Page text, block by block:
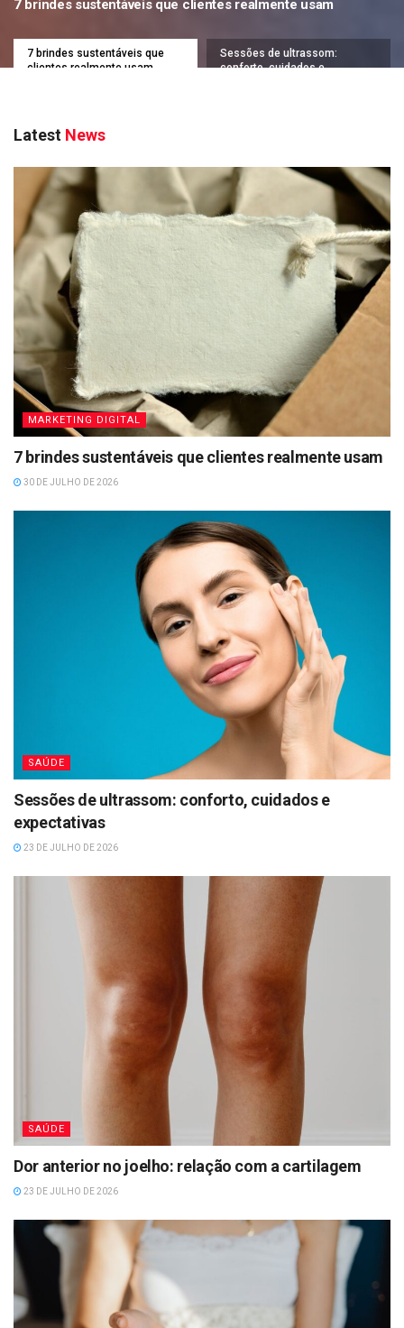
7 brindes sustentáveis que clientes realmente usam
7 brindes sustentáveis que
clientes realmente usam
Sessões de ultrassom:
conforto, cuidados e
Latest News
MARKETING DIGITAL
7 brindes sustentáveis que clientes realmente usam
30 DE JULHO DE 2026
SAÚDE
Sessões de ultrassom: conforto, cuidados e
expectativas
23 DE JULHO DE 2026
SAÚDE
Dor anterior no joelho: relação com a cartilagem
23 DE JULHO DE 2026